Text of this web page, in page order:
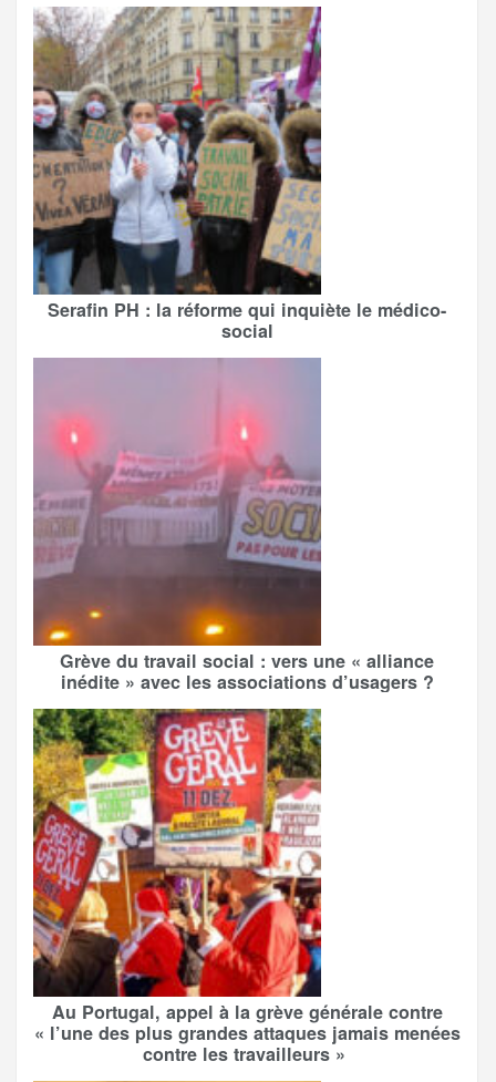
Serafin PH : la réforme qui inquiète le médico-
social
Grève du travail social : vers une « alliance
inédite » avec les associations d’usagers ?
Au Portugal, appel à la grève générale contre
« l’une des plus grandes attaques jamais menées
contre les travailleurs »